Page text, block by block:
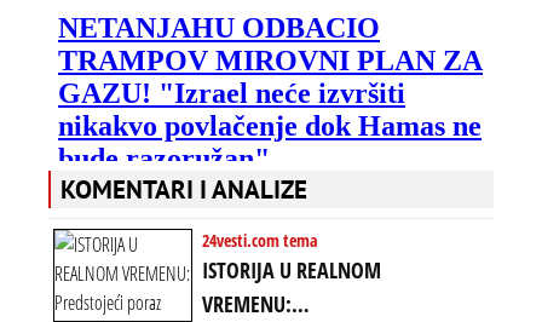
KOMENTARI I ANALIZE
24vesti.com tema
ISTORIJA U REALNOM
VREMENU: